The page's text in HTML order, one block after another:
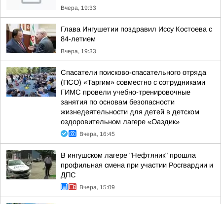
Вчера, 19:33
Глава Ингушетии поздравил Иссу Костоева с
84-летием
Вчера, 19:33
Спасатели поисково-спасательного отряда
(ПСО) «Таргим» совместно с сотрудниками
ГИМС провели учебно-тренировочные
занятия по основам безопасности
жизнедеятельности для детей в детском
оздоровительном лагере «Оаздик»
Вчера, 16:45
В ингушском лагере "Нефтяник" прошла
профильная смена при участии Росгвардии и
ДПС
Вчера, 15:09